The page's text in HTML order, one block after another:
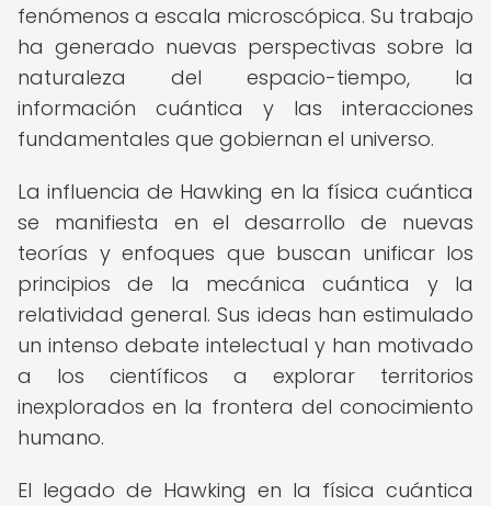
fenómenos a escala microscópica. Su trabajo
ha generado nuevas perspectivas sobre la
naturaleza del espacio-tiempo, la
información cuántica y las interacciones
fundamentales que gobiernan el universo.
La influencia de Hawking en la física cuántica
se manifiesta en el desarrollo de nuevas
teorías y enfoques que buscan unificar los
principios de la mecánica cuántica y la
relatividad general. Sus ideas han estimulado
un intenso debate intelectual y han motivado
a los científicos a explorar territorios
inexplorados en la frontera del conocimiento
humano.
El legado de Hawking en la física cuántica